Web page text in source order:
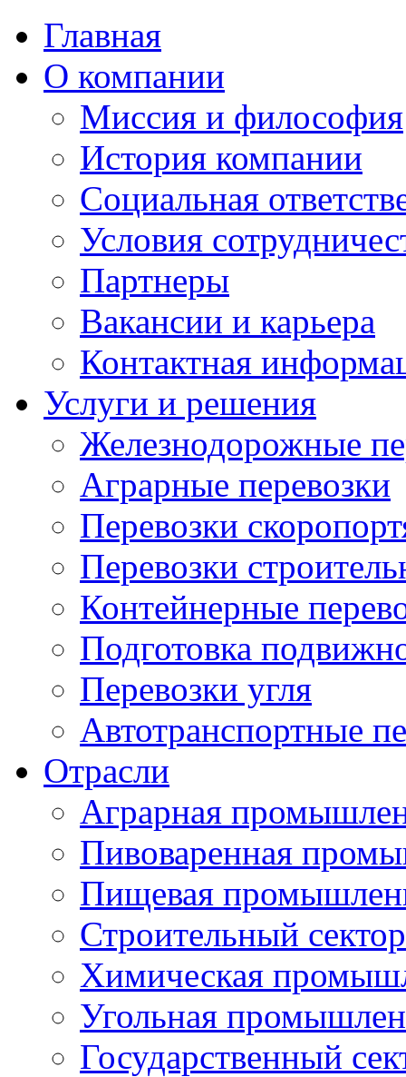
Главная
О компании
Миссия и философия
История компании
Социальная
Условия
Партнеры
Вакансии и карьера
Контактная
Услуги и решения
Железнодорожные
Аграрные перевозки
Перевозки
Перевозки
Контейнерные
Подготовка
Перевозки угля
Автотранспортные
Отрасли
Аграрная
Пивоваренная
Пищевая
Строительный сектор
Химическая
Угольная
Государственный